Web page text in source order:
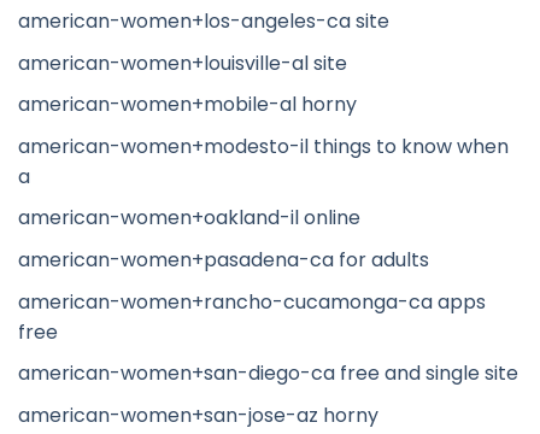
american-women+los-angeles-ca site
american-women+louisville-al site
american-women+mobile-al horny
american-women+modesto-il things to know when
a
american-women+oakland-il online
american-women+pasadena-ca for adults
american-women+rancho-cucamonga-ca apps
free
american-women+san-diego-ca free and single site
american-women+san-jose-az horny